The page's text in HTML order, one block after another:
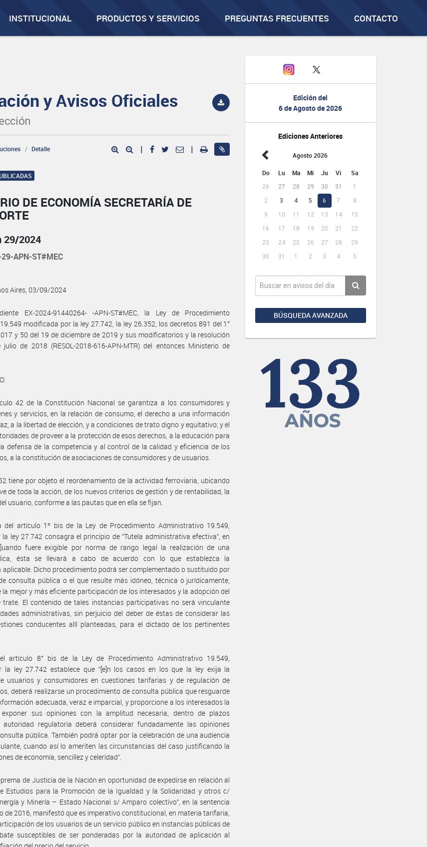
INSTITUCIONAL PRODUCTOS Y SERVICIOS PREGUNTAS FRECUENTES CONTACTO
Edición del
6 de Agosto de 2026
Ediciones Anteriores
Agosto 2026
Do Lu Ma Mi Ju Vi Sa
26 27 28 29 30 31
1
2
3 4 5 6 7
8
9
10 11 12 13 14
15
16
17 18 19 20 21
22
23
24 25 26 27 28
29
30
31 1 2 3 4 5
BÚSQUEDA AVANZADA
y Avisos Oficiales
Detalle | |
DE ECONOMÍA SECRETARÍA DE
29/2024
APN-ST#MEC
Aires, 03/09/2024
EX-2024-91440264- -APN-ST#MEC, la Ley de Procedimiento
modificada por la ley 27.742, la ley 26.352, los decretos 891 del 1°
y 50 del 19 de diciembre de 2019 y sus modificatorios y la resolución
de 2018 (RESOL-2018-616-APN-MTR) del entonces Ministerio de
42 de la Constitución Nacional se garantiza a los consumidores y
y servicios, en la relación de consumo, el derecho a una información
a la libertad de elección, y a condiciones de trato digno y equitativo; y el
de proveer a la protección de esos derechos, a la educación para
defensa de la competencia y al control de la calidad y eficiencia de los
a la constitución de asociaciones de consumidores y de usuarios.
tiene por objeto el reordenamiento de la actividad ferroviaria, ubicando
de toda la acción, de los nuevos criterios de gestión y de rentabilidad, la
usuario, conforme a las pautas que en ella se fijan.
del artículo 1º bis de la Ley de Procedimiento Administrativo 19.549,
ley 27.742 consagra el principio de “Tutela administrativa efectiva”, en
fuere exigible por norma de rango legal la realización de una
ésta se llevará a cabo de acuerdo con lo que establezca la
aplicable. Dicho procedimiento podrá ser complementado o sustituido por
consulta pública o el que resulte más idóneo, técnica o jurídicamente,
la mejor y más eficiente participación de los interesados y la adopción del
trate. El contenido de tales instancias participativas no será vinculante
administrativas, sin perjuicio del deber de éstas de considerar las
conducentes allí planteadas, para el dictado de los pertinentes
artículo 8° bis de la Ley de Procedimiento Administrativo 19.549,
la ley 27.742 establece que “[e]n los casos en los que la ley exija la
usuarios y consumidores en cuestiones tarifarias y de regulación de
deberá realizarse un procedimiento de consulta pública que resguarde
adecuada, veraz e imparcial, y proporcione a los interesados la
sus opiniones con la amplitud necesaria, dentro de plazos
autoridad regulatoria deberá considerar fundadamente las opiniones
pública. También podrá optar por la celebración de una audiencia
cuando así lo ameriten las circunstancias del caso justificando la
de economía, sencillez y celeridad”.
de Justicia de la Nación en oportunidad de expedirse en relación al
Estudios para la Promoción de la Igualdad y la Solidaridad y otros c/
y Minería – Estado Nacional s/ Amparo colectivo”, en la sentencia
de 2016, manifestó que es imperativo constitucional, en materia tarifaria,
de los usuarios de un servicio público en instancias públicas de
susceptibles de ser ponderadas por la autoridad de aplicación al